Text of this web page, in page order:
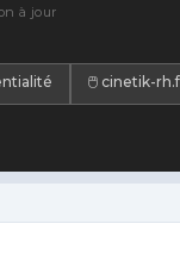
à jour
​🖱️ cinetik-